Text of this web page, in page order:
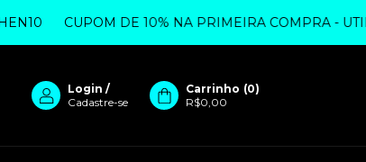
CUPOM DE 10% NA PRIMEIRA COMPRA - UTILIZE
Login /
Cadastre-se
Carrinho (0)
R$0,00